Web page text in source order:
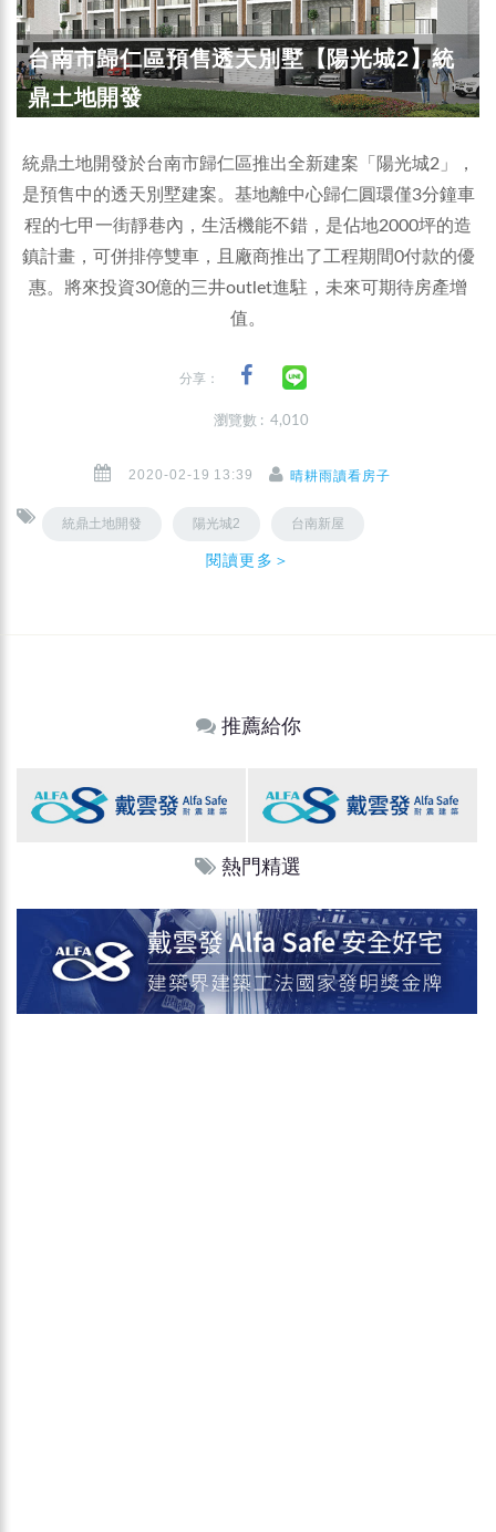
台南市歸仁區預售透天別墅【陽光城2】統
鼎土地開發
統鼎土地開發於台南市歸仁區推出全新建案「陽光城2」，
是預售中的透天別墅建案。基地離中心歸仁圓環僅3分鐘車
程的七甲一街靜巷內，生活機能不錯，是佔地2000坪的造
鎮計畫，可併排停雙車，且廠商推出了工程期間0付款的優
惠。將來投資30億的三井outlet進駐，未來可期待房產增
值。
分享：
瀏覽數 : 4,010
2020-02-19 13:39 晴耕雨讀看房子
統鼎土地開發 陽光城2 台南新屋
閱讀更多＞
推薦給你
熱門精選